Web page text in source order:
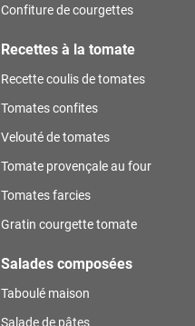
Confiture de courgettes
Recettes à la tomate
Recette coulis de tomates
Tomates confites
Velouté de tomates
Tomate provençale au four
Tomates farcies
Gratin courgette tomate
Salades composées
Taboulé maison
Salade de pâtes